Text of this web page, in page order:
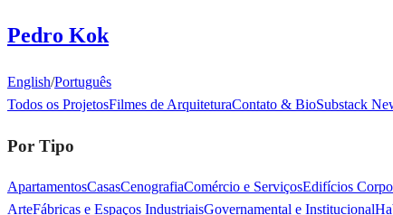
Pedro Kok
English/Português
Todos os ProjetosFilmes de ArquiteturaContato & BioSubstack
Por Tipo
ApartamentosCasasCenografiaComércio e ServiçosEdifícios
ArteFábricas e Espaços IndustriaisGovernamental e Institucional